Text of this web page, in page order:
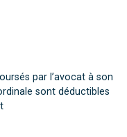
par l’avocat à son
sont déductibles